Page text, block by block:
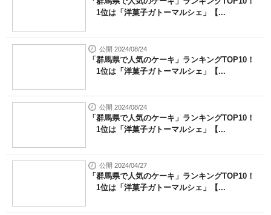
1位は「洋菓子ガトーマルシェ」【...
公開 2024/08/24
「群馬県で人気のケーキ」ランキングTOP10！
1位は「洋菓子ガトーマルシェ」【...
公開 2024/08/24
「群馬県で人気のケーキ」ランキングTOP10！
1位は「洋菓子ガトーマルシェ」【...
公開 2024/04/27
「群馬県で人気のケーキ」ランキングTOP10！
1位は「洋菓子ガトーマルシェ」【...